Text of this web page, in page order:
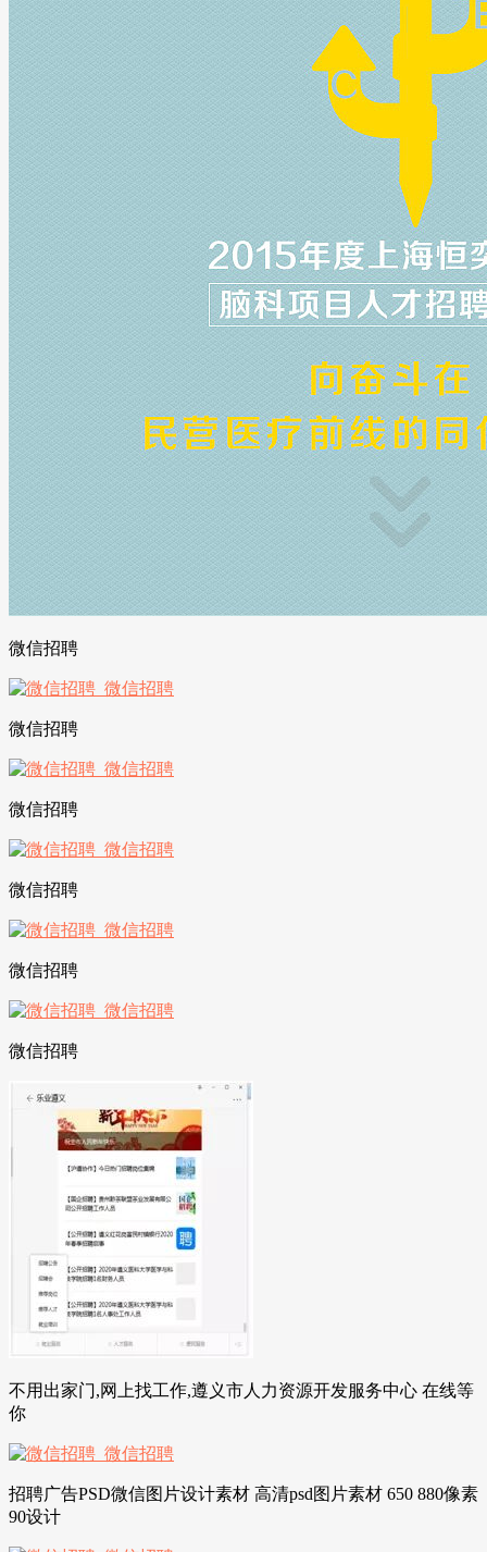
微信招聘
微信招聘
微信招聘
微信招聘
微信招聘
微信招聘
不用出家门,网上找工作,遵义市人力资源开发服务中心 在线等
你
招聘广告PSD微信图片设计素材 高清psd图片素材 650 880像素
90设计